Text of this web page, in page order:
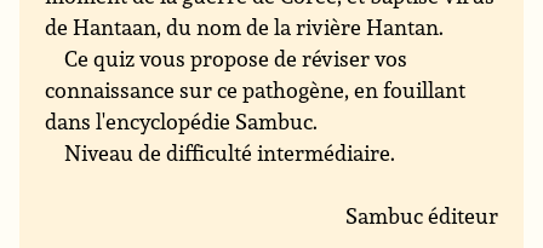
de Hantaan, du nom de la rivière Hantan.
Ce quiz vous propose de réviser vos
connaissance sur ce pathogène, en fouillant
dans l'encyclopédie Sambuc.
Niveau de difficulté intermédiaire.
Sambuc éditeur